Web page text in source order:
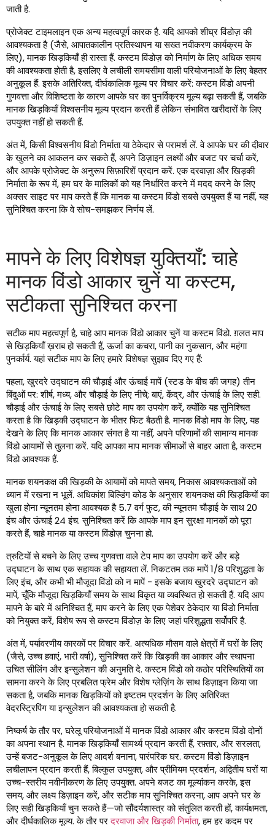
जाती है.
प्रोजेक्ट टाइमलाइन एक अन्य महत्वपूर्ण कारक है. यदि आपको शीघ्र विंडोज़ की
आवश्यकता है (जैसे, आपातकालीन प्रतिस्थापन या सख्त नवीकरण कार्यक्रम के
लिए), मानक खिड़कियाँ ही रास्ता हैं. कस्टम विंडोज़ को निर्माण के लिए अधिक समय
की आवश्यकता होती है, इसलिए वे लचीली समयसीमा वाली परियोजनाओं के लिए बेहतर
अनुकूल हैं. इसके अतिरिक्त, दीर्घकालिक मूल्य पर विचार करें: कस्टम विंडो अपनी
गुणवत्ता और विशिष्टता के कारण आपके घर का पुनर्विक्रय मूल्य बढ़ा सकती हैं, जबकि
मानक खिड़कियाँ विश्वसनीय मूल्य प्रदान करती हैं लेकिन संभावित खरीदारों के लिए
उपयुक्त नहीं हो सकती हैं.
अंत में, किसी विश्वसनीय विंडो निर्माता या ठेकेदार से परामर्श लें. वे आपके घर की दीवार
के खुलने का आकलन कर सकते हैं, अपने डिज़ाइन लक्ष्यों और बजट पर चर्चा करें,
और आपके प्रोजेक्ट के अनुरूप सिफ़ारिशें प्रदान करें. एक दरवाज़ा और खिड़की
निर्माता के रूप में, हम घर के मालिकों को यह निर्धारित करने में मदद करने के लिए
अक्सर साइट पर माप करते हैं कि मानक या कस्टम विंडो सबसे उपयुक्त हैं या नहीं, यह
सुनिश्चित करना कि वे सोच-समझकर निर्णय लें.
मापने के लिए विशेषज्ञ युक्तियाँ: चाहे
मानक विंडो आकार चुनें या कस्टम,
सटीकता सुनिश्चित करना
सटीक माप महत्वपूर्ण है, चाहे आप मानक विंडो आकार चुनें या कस्टम विंडो. ग़लत माप
से खिड़कियाँ ख़राब हो सकती हैं, ऊर्जा का कचरा, पानी का नुकसान, और महंगा
पुनर्कार्य. यहां सटीक माप के लिए हमारे विशेषज्ञ सुझाव दिए गए हैं:
पहला, खुरदरे उद्घाटन की चौड़ाई और ऊंचाई मापें (स्टड के बीच की जगह) तीन
बिंदुओं पर: शीर्ष, मध्य, और चौड़ाई के लिए नीचे; बाएं, केंद्र, और ऊंचाई के लिए सही.
चौड़ाई और ऊंचाई के लिए सबसे छोटे माप का उपयोग करें, क्योंकि यह सुनिश्चित
करता है कि खिड़की उद्घाटन के भीतर फिट बैठती है. मानक विंडो माप के लिए, यह
देखने के लिए कि मानक आकार संगत है या नहीं, अपने परिणामों की सामान्य मानक
विंडो आयामों से तुलना करें. यदि आपका माप मानक सीमाओं से बाहर आता है, कस्टम
विंडो आवश्यक हैं.
मानक शयनकक्ष की खिड़की के आयामों को मापते समय, निकास आवश्यकताओं को
ध्यान में रखना न भूलें. अधिकांश बिल्डिंग कोड के अनुसार शयनकक्ष की खिड़कियों का
खुला होना न्यूनतम होना आवश्यक है 5.7 वर्ग फुट, की न्यूनतम चौड़ाई के साथ 20
इंच और ऊंचाई 24 इंच. सुनिश्चित करें कि आपके माप इन सुरक्षा मानकों को पूरा
करते हैं, चाहे मानक या कस्टम विंडोज़ चुनना हो.
त्रुटियों से बचने के लिए उच्च गुणवत्ता वाले टेप माप का उपयोग करें और बड़े
उद्घाटन के साथ एक सहायक की सहायता लें. निकटतम तक मापें 1/8 परिशुद्धता के
लिए इंच, और कभी भी मौजूदा विंडो को न मापें - इसके बजाय खुरदरे उद्घाटन को
मापें, चूँकि मौजूदा खिड़कियाँ समय के साथ विकृत या व्यवस्थित हो सकती हैं. यदि आप
मापने के बारे में अनिश्चित हैं, माप करने के लिए एक पेशेवर ठेकेदार या विंडो निर्माता
को नियुक्त करें, विशेष रूप से कस्टम विंडोज़ के लिए जहां परिशुद्धता सर्वोपरि है.
अंत में, पर्यावरणीय कारकों पर विचार करें. अत्यधिक मौसम वाले क्षेत्रों में घरों के लिए
(जैसे, उच्च हवाएं, भारी वर्षा), सुनिश्चित करें कि खिड़की का आकार और स्थापना
उचित सीलिंग और इन्सुलेशन की अनुमति दे. कस्टम विंडो को कठोर परिस्थितियों का
सामना करने के लिए प्रबलित फ्रेम और विशेष ग्लेज़िंग के साथ डिज़ाइन किया जा
सकता है, जबकि मानक खिड़कियों को इष्टतम प्रदर्शन के लिए अतिरिक्त
वेदरस्ट्रिपिंग या इन्सुलेशन की आवश्यकता हो सकती है.
निष्कर्ष के तौर पर, घरेलू परियोजनाओं में मानक विंडो आकार और कस्टम विंडो दोनों
का अपना स्थान है. मानक खिड़कियाँ सामर्थ्य प्रदान करती हैं, रफ़्तार, और सरलता,
उन्हें बजट-अनुकूल के लिए आदर्श बनाना, पारंपरिक घर. कस्टम विंडो डिज़ाइन
लचीलापन प्रदान करती हैं, बिल्कुल उपयुक्त, और प्रीमियम प्रदर्शन, अद्वितीय घरों या
उच्च-स्तरीय नवीनीकरण के लिए उपयुक्त. अपने बजट का मूल्यांकन करके, इस
समय, और लक्ष्य डिज़ाइन करें, और सटीक माप सुनिश्चित करना, आप अपने घर के
लिए सही खिड़कियाँ चुन सकते हैं—जो सौंदर्यशास्त्र को संतुलित करती हों, कार्यक्षमता,
और दीर्घकालिक मूल्य. के तौर परदरवाजा और खिड़की निर्माता, हम हर कदम पर